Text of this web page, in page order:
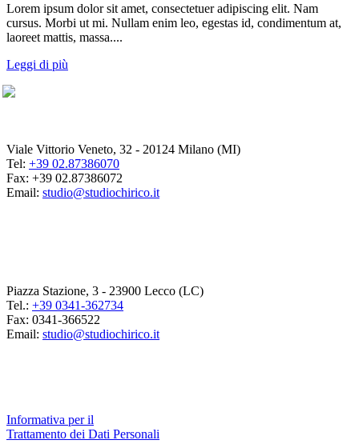
Lorem ipsum dolor sit amet, consectetuer adipiscing elit. Nam
cursus. Morbi ut mi. Nullam enim leo, egestas id, condimentum at,
laoreet mattis, massa....
Leggi di più
Viale Vittorio Veneto, 32 - 20124 Milano (MI)
Tel: +39 02.87386070
Fax: +39 02.87386072
Email: studio@studiochirico.it
Piazza Stazione, 3 - 23900 Lecco (LC)
Tel.: +39 0341-362734
Fax: 0341-366522
Email: studio@studiochirico.it
Informativa per il
Trattamento dei Dati Personali